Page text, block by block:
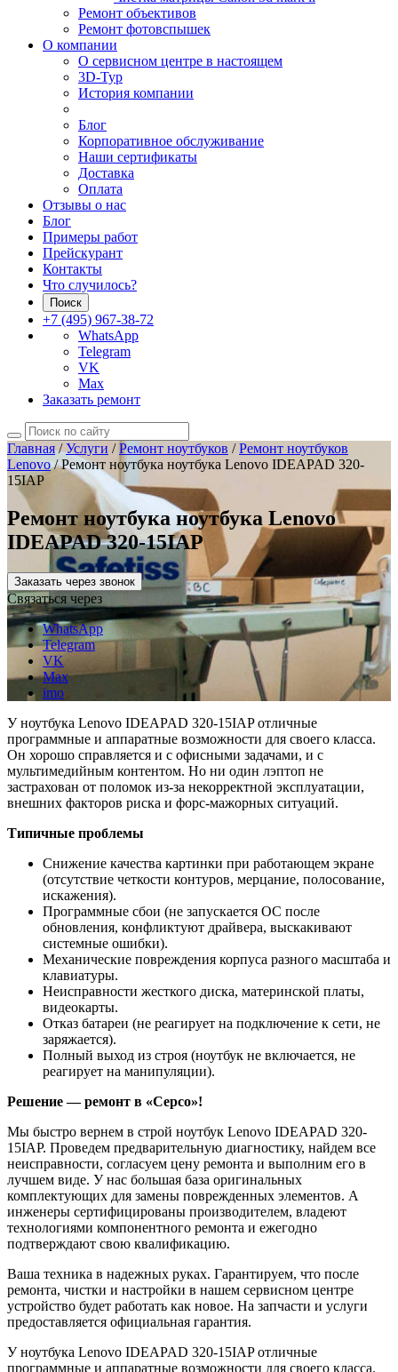
Ремонт объективов
Ремонт фотовспышек
О компании
О сервисном центре в настоящем
3D-Тур
История компании
Блог
Корпоративное обслуживание
Наши сертификаты
Доставка
Оплата
Отзывы о нас
Блог
Примеры работ
Прейскурант
Контакты
Что случилось?
Поиск
+7 (495) 967-38-72
WhatsApp
Telegram
VK
Max
Заказать ремонт
Главная/Услуги /Ремонт ноутбуков /Ремонт ноутбуков
Lenovo/Ремонт ноутбука ноутбука Lenovo IDEAPAD 320-
15IAP
Ремонт ноутбука ноутбука Lenovo
IDEAPAD 320-15IAP
Заказать через звонок
Связаться через
WhatsApp
Telegram
VK
Max
imo
У ноутбука Lenovo IDEAPAD 320-15IAP отличные
программные и аппаратные возможности для своего класса.
Он хорошо справляется и с офисными задачами, и с
мультимедийным контентом. Но ни один лэптоп не
застрахован от поломок из-за некорректной эксплуатации,
внешних факторов риска и форс-мажорных ситуаций.
Типичные проблемы
Снижение качества картинки при работающем экране
(отсутствие четкости контуров, мерцание, полосование,
искажения).
Программные сбои (не запускается ОС после
обновления, конфликтуют драйвера, выскакивают
системные ошибки).
Механические повреждения корпуса разного масштаба и
клавиатуры.
Неисправности жесткого диска, материнской платы,
видеокарты.
Отказ батареи (не реагирует на подключение к сети, не
заряжается).
Полный выход из строя (ноутбук не включается, не
реагирует на манипуляции).
Решение — ремонт в «Серсо»!
Мы быстро вернем в строй ноутбук Lenovo IDEAPAD 320-
15IAP. Проведем предварительную диагностику, найдем все
неисправности, согласуем цену ремонта и выполним его в
лучшем виде. У нас большая база оригинальных
комплектующих для замены поврежденных элементов. А
инженеры сертифицированы производителем, владеют
технологиями компонентного ремонта и ежегодно
подтверждают свою квалификацию.
Ваша техника в надежных руках. Гарантируем, что после
ремонта, чистки и настройки в нашем сервисном центре
устройство будет работать как новое. На запчасти и услуги
предоставляется официальная гарантия.
У ноутбука Lenovo IDEAPAD 320-15IAP отличные
программные и аппаратные возможности для своего класса.